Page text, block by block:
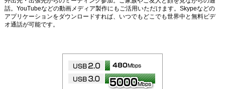
話。YouTubeなどの動画メディア製作にもご活用いただけます。Skypeなどの
アプリケーションをダウンロードすれば、いつでもどこでも世界中と無料ビデ
オ通話が可能です。